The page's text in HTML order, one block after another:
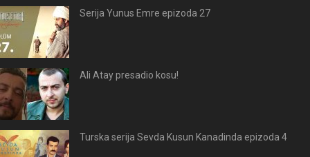
Serija Yunus Emre epizoda 27
Ali Atay presadio kosu!
Turska serija Sevda Kusun Kanadinda epizoda 4